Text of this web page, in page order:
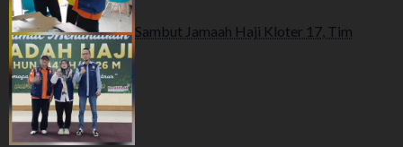
Sambut Jamaah Haji Kloter 17, Tim